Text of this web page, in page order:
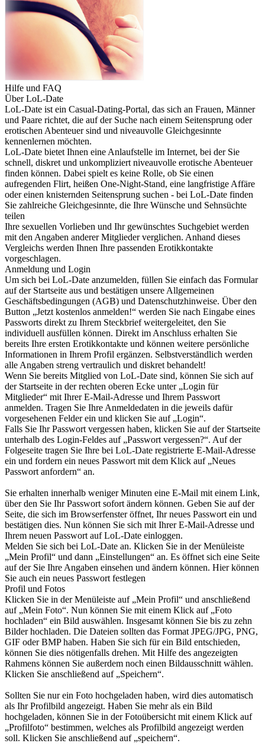
Hilfe und FAQ
Über LoL-Date
LoL-Date ist ein Casual-Dating-Portal, das sich an Frauen, Männer
und Paare richtet, die auf der Suche nach einem Seitensprung oder
erotischen Abenteuer sind und niveauvolle Gleichgesinnte
kennenlernen möchten.
LoL-Date bietet Ihnen eine Anlaufstelle im Internet, bei der Sie
schnell, diskret und unkompliziert niveauvolle erotische Abenteuer
finden können. Dabei spielt es keine Rolle, ob Sie einen
aufregenden Flirt, heißen One-Night-Stand, eine langfristige Affäre
oder einen knisternden Seitensprung suchen - bei LoL-Date finden
Sie zahlreiche Gleichgesinnte, die Ihre Wünsche und Sehnsüchte
teilen
Ihre sexuellen Vorlieben und Ihr gewünschtes Suchgebiet werden
mit den Angaben anderer Mitglieder verglichen. Anhand dieses
Vergleichs werden Ihnen Ihre passenden Erotikkontakte
vorgeschlagen.
Anmeldung und Login
Um sich bei LoL-Date anzumelden, füllen Sie einfach das Formular
auf der Startseite aus und bestätigen unsere Allgemeinen
Geschäftsbedingungen (AGB) und Datenschutzhinweise. Über den
Button „Jetzt kostenlos anmelden!“ werden Sie nach Eingabe eines
Passworts direkt zu Ihrem Steckbrief weitergeleitet, den Sie
individuell ausfüllen können. Direkt im Anschluss erhalten Sie
bereits Ihre ersten Erotikkontakte und können weitere persönliche
Informationen in Ihrem Profil ergänzen. Selbstverständlich werden
alle Angaben streng vertraulich und diskret behandelt!
Wenn Sie bereits Mitglied von LoL-Date sind, können Sie sich auf
der Startseite in der rechten oberen Ecke unter „Login für
Mitglieder“ mit Ihrer E-Mail-Adresse und Ihrem Passwort
anmelden. Tragen Sie Ihre Anmeldedaten in die jeweils dafür
vorgesehenen Felder ein und klicken Sie auf „Login“.
Falls Sie Ihr Passwort vergessen haben, klicken Sie auf der Startseite
unterhalb des Login-Feldes auf „Passwort vergessen?“. Auf der
Folgeseite tragen Sie Ihre bei LoL-Date registrierte E-Mail-Adresse
ein und fordern ein neues Passwort mit dem Klick auf „Neues
Passwort anfordern“ an.
Sie erhalten innerhalb weniger Minuten eine E-Mail mit einem Link,
über den Sie Ihr Passwort sofort ändern können. Geben Sie auf der
Seite, die sich im Browserfenster öffnet, Ihr neues Passwort ein und
bestätigen dies. Nun können Sie sich mit Ihrer E-Mail-Adresse und
Ihrem neuen Passwort auf LoL-Date einloggen.
Melden Sie sich bei LoL-Date an. Klicken Sie in der Menüleiste
„Mein Profil“ und dann „Einstellungen“ an. Es öffnet sich eine Seite
auf der Sie Ihre Angaben einsehen und ändern können. Hier können
Sie auch ein neues Passwort festlegen
Profil und Fotos
Klicken Sie in der Menüleiste auf „Mein Profil“ und anschließend
auf „Mein Foto“. Nun können Sie mit einem Klick auf „Foto
hochladen“ ein Bild auswählen. Insgesamt können Sie bis zu zehn
Bilder hochladen. Die Dateien sollten das Format JPEG/JPG, PNG,
GIF oder BMP haben. Haben Sie sich für ein Bild entschieden,
können Sie dies nötigenfalls drehen. Mit Hilfe des angezeigten
Rahmens können Sie außerdem noch einen Bildausschnitt wählen.
Klicken Sie anschließend auf „Speichern“.
Sollten Sie nur ein Foto hochgeladen haben, wird dies automatisch
als Ihr Profilbild angezeigt. Haben Sie mehr als ein Bild
hochgeladen, können Sie in der Fotoübersicht mit einem Klick auf
„Profilfoto“ bestimmen, welches als Profilbild angezeigt werden
soll. Klicken Sie anschließend auf „speichern“.